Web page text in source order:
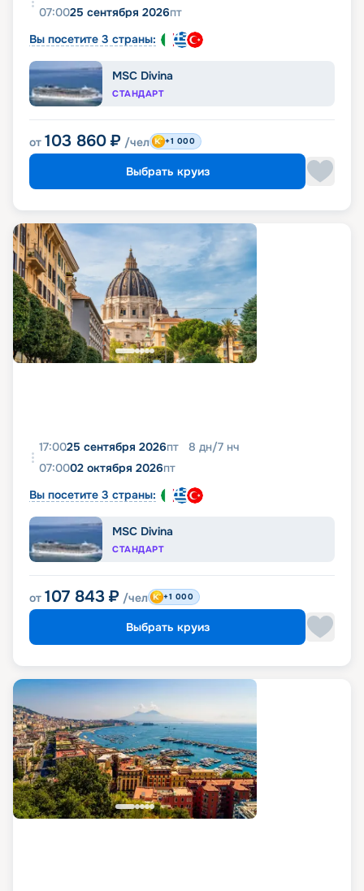
07:0025 сентября 2026пт
Вы посетите 3 страны:
MSC Divina
СТАНДАРТ
от 103 860 ₽ /чел +1 000
Выбрать круиз
17:0025 сентября 2026пт 8 дн/7 нч
07:0002 октября 2026пт
Вы посетите 3 страны:
MSC Divina
СТАНДАРТ
от 107 843 ₽ /чел +1 000
Выбрать круиз